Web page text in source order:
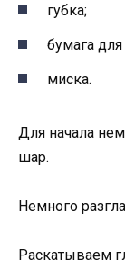
губка;
бумага
миска.
Для начала
шар.
Немного
Раскатываем